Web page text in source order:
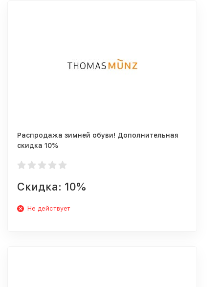
Распродажа зимней обуви! Дополнительная
скидка 10%
Скидка: 10%
Не действует